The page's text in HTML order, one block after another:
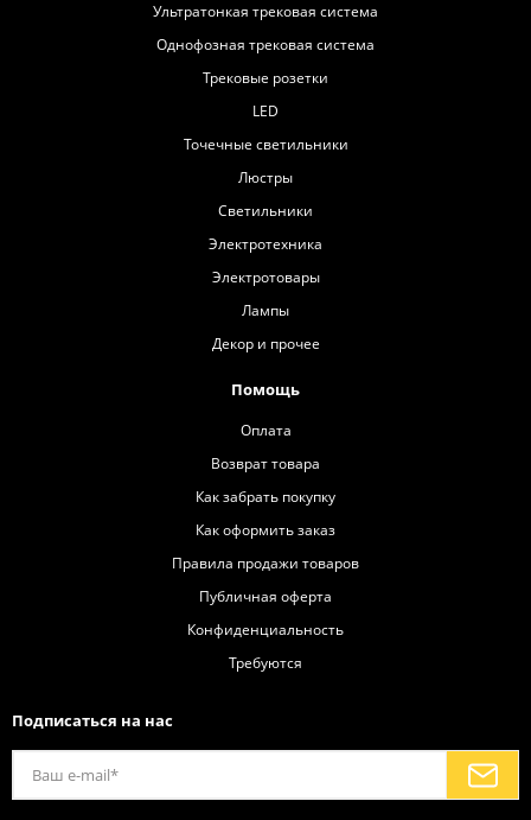
Ультратонкая трековая система
Однофозная трековая система
Трековые розетки
LED
Точечные светильники
Люстры
Светильники
Электротехника
Электротовары
Лампы
Декор и прочее
Помощь
Оплата
Возврат товара
Как забрать покупку
Как оформить заказ
Правила продажи товаров
Публичная оферта
Конфиденциальность
Требуются
Подписаться на нас